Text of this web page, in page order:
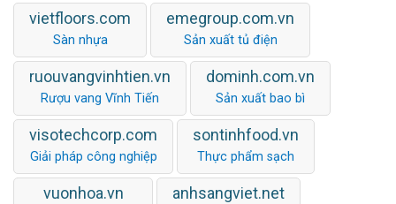
vietfloors.com
Sàn nhựa
emegroup.com.vn
Sản xuất tủ điện
ruouvangvinhtien.vn
Rượu vang Vĩnh Tiến
dominh.com.vn
Sản xuất bao bì
visotechcorp.com
Giải pháp công nghiệp
sontinhfood.vn
Thực phẩm sạch
vuonhoa.vn anhsangviet.net